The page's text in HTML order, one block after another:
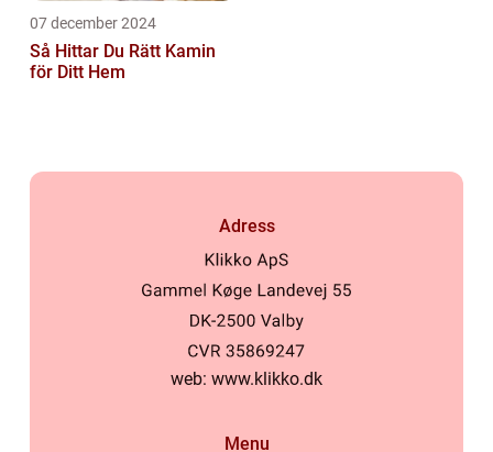
07 december 2024
Så Hittar Du Rätt Kamin
för Ditt Hem
Adress
web: www.klikko.dk
Menu